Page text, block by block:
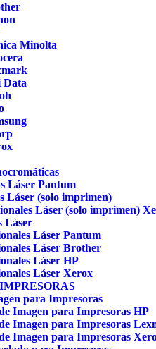
Minolta
Data
Láser Pantum
Láser (solo imprimen)
Láser (solo imprimen)
Láser
Láser Pantum
Láser Brother
Láser HP
Láser Xerox
para Impresoras
Imagen para Impresoras HP
Imagen para Impresoras
Imagen para Impresoras